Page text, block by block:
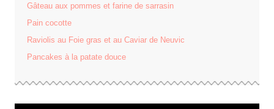
Gâteau aux pommes et farine de sarrasin
Pain cocotte
Raviolis au Foie gras et au Caviar de Neuvic
Pancakes à la patate douce